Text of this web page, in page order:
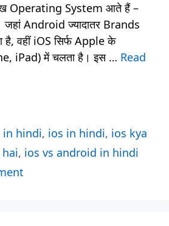
Operating System आते हैं –
Android ज्यादातर Brands
है, वहीं iOS सिर्फ Apple के
iPad) में चलता है। इस … Read
in hindi, ios in hindi, ios kya
, ios vs android in hindi